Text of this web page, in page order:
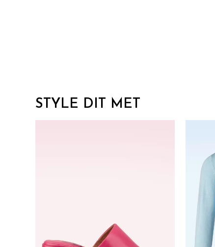
STYLE DIT MET